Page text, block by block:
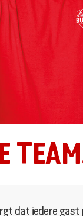
dat iedere gast